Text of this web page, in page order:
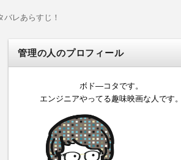
レあらすじ！
管理の人のプロフィール
ボド―コタです。
エンジニアやってる趣味映画な人です。